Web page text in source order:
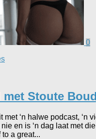
0
Stoute
met ‘n halwe podcast, ‘n
en is ‘n dag laat met
a great...